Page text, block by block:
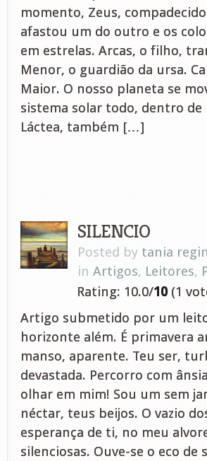
momento, Zeus,
afastou um do outro e os
em estrelas. Arcas, o filho,
Menor, o guardião da ursa.
Maior. O nosso planeta se
sistema solar todo, dentro de
Láctea, também […]
SILENCIO
Posted by tania
in Artigos, Leitores,
Rating: 10.0/10 (1
Artigo submetido por um
horizonte além. É primavera
manso, aparente. Teu ser,
devastada. Percorro com
olhar em mim! Sou um sem
néctar, teus beijos. O vazio
esperança de ti, no meu
silenciosas. Ouve-se o eco